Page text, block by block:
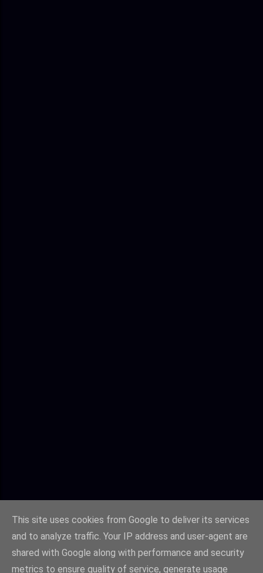
This site uses cookies from Google to deliver its services
and to analyze traffic. Your IP address and user-agent are
shared with Google along with performance and security
metrics to ensure quality of service, generate usage